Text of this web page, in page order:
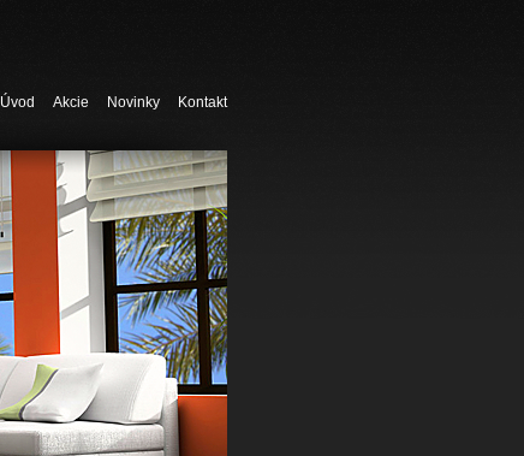
Úvod Akcie Novinky Kontakt